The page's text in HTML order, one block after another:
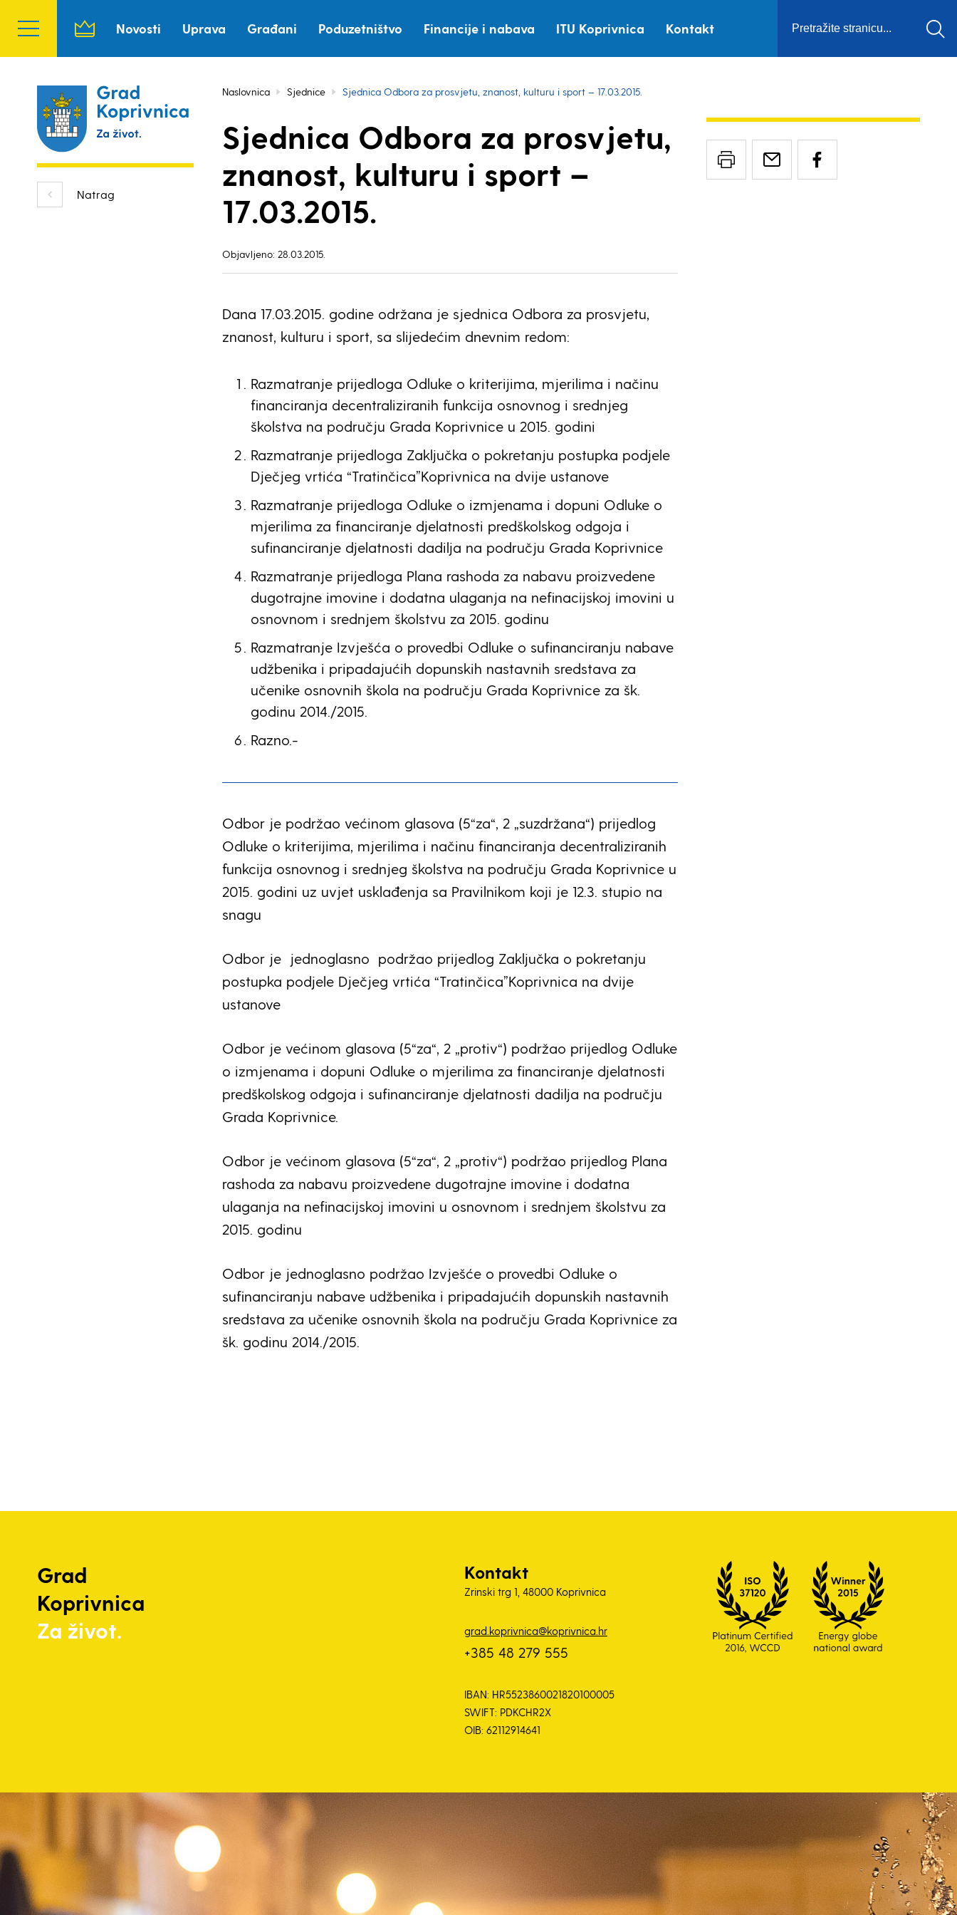
Novosti Uprava Građani Poduzetništvo Financije i nabava ITU Koprivnica Kontakt
Natrag
Naslovnica Sjednice Sjednica Odbora za prosvjetu, znanost, kulturu i sport – 17.03.2015.
Sjednica Odbora za prosvjetu,
znanost, kulturu i sport –
17.03.2015.
Objavljeno: 28.03.2015.
Dana 17.03.2015. godine održana je sjednica Odbora za prosvjetu,
znanost, kulturu i sport, sa slijedećim dnevnim redom:
Razmatranje prijedloga Odluke o kriterijima, mjerilima i načinu
financiranja decentraliziranih funkcija osnovnog i srednjeg
školstva na području Grada Koprivnice u 2015. godini
Razmatranje prijedloga Zaključka o pokretanju postupka podjele
Dječjeg vrtića “Tratinčica”Koprivnica na dvije ustanove
Razmatranje prijedloga Odluke o izmjenama i dopuni Odluke o
mjerilima za financiranje djelatnosti predškolskog odgoja i
sufinanciranje djelatnosti dadilja na području Grada Koprivnice
Razmatranje prijedloga Plana rashoda za nabavu proizvedene
dugotrajne imovine i dodatna ulaganja na nefinacijskoj imovini u
osnovnom i srednjem školstvu za 2015. godinu
Razmatranje Izvješća o provedbi Odluke o sufinanciranju nabave
udžbenika i pripadajućih dopunskih nastavnih sredstava za
učenike osnovnih škola na području Grada Koprivnice za šk.
godinu 2014./2015.
Razno.-
Odbor je podržao većinom glasova (5“za“, 2 „suzdržana“) prijedlog
Odluke o kriterijima, mjerilima i načinu financiranja decentraliziranih
funkcija osnovnog i srednjeg školstva na području Grada Koprivnice u
2015. godini uz uvjet usklađenja sa Pravilnikom koji je 12.3. stupio na
snagu
Odbor je jednoglasno podržao prijedlog Zaključka o pokretanju
postupka podjele Dječjeg vrtića “Tratinčica”Koprivnica na dvije
ustanove
Odbor je većinom glasova (5“za“, 2 „protiv“) podržao prijedlog Odluke
o izmjenama i dopuni Odluke o mjerilima za financiranje djelatnosti
predškolskog odgoja i sufinanciranje djelatnosti dadilja na području
Grada Koprivnice.
Odbor je većinom glasova (5“za“, 2 „protiv“) podržao prijedlog Plana
rashoda za nabavu proizvedene dugotrajne imovine i dodatna
ulaganja na nefinacijskoj imovini u osnovnom i srednjem školstvu za
2015. godinu
Odbor je jednoglasno podržao Izvješće o provedbi Odluke o
sufinanciranju nabave udžbenika i pripadajućih dopunskih nastavnih
sredstava za učenike osnovnih škola na području Grada Koprivnice za
šk. godinu 2014./2015.
Grad
Koprivnica
Za život.
Kontakt
Zrinski trg 1, 48000 Koprivnica
grad.koprivnica@koprivnica.hr
+385 48 279 555
IBAN: HR5523860021820100005
SWIFT: PDKCHR2X
OIB: 62112914641